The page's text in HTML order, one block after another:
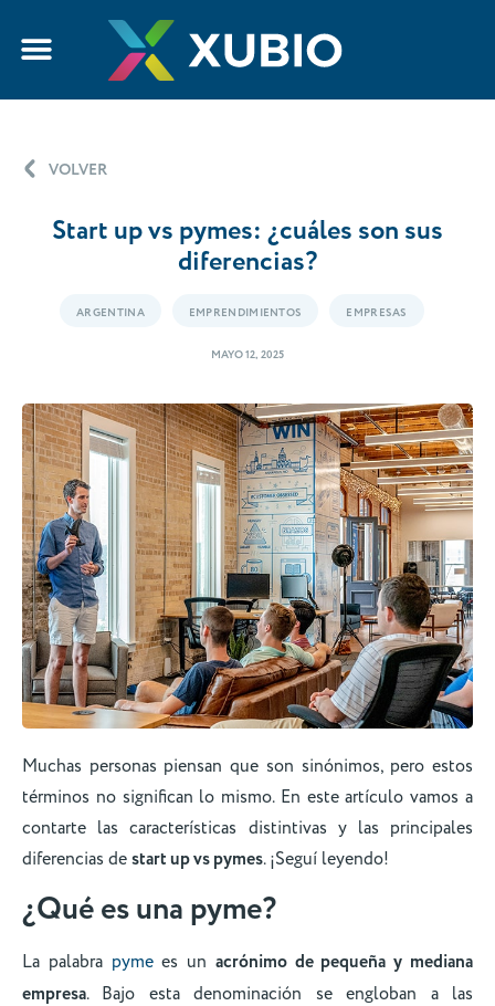
VOLVER
Start up vs pymes: ¿cuáles son sus
diferencias?
ARGENTINA EMPRENDIMIENTOS EMPRESAS
MAYO 12, 2025
Muchas personas piensan que son sinónimos, pero estos
términos no significan lo mismo. En este artículo vamos a
contarte las características distintivas y las principales
diferencias destart up vs pymes. ¡Seguí leyendo!
¿Qué es una pyme?
La palabra pymees un acrónimo de pequeña y mediana
empresa. Bajo esta denominación se engloban a las